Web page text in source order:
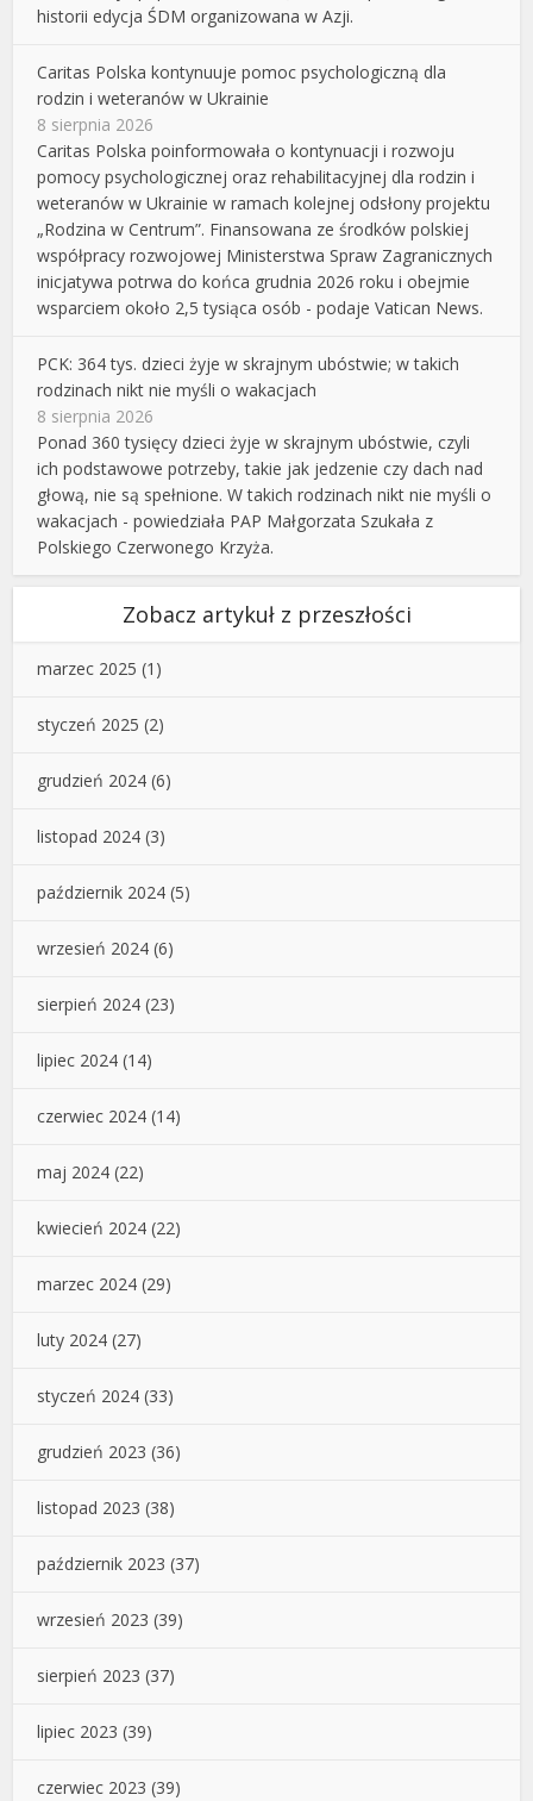
historii edycja ŚDM organizowana w Azji.
Caritas Polska kontynuuje pomoc psychologiczną dla
rodzin i weteranów w Ukrainie
8 sierpnia 2026
Caritas Polska poinformowała o kontynuacji i rozwoju
pomocy psychologicznej oraz rehabilitacyjnej dla rodzin i
weteranów w Ukrainie w ramach kolejnej odsłony projektu
„Rodzina w Centrum”. Finansowana ze środków polskiej
współpracy rozwojowej Ministerstwa Spraw Zagranicznych
inicjatywa potrwa do końca grudnia 2026 roku i obejmie
wsparciem około 2,5 tysiąca osób - podaje Vatican News.
PCK: 364 tys. dzieci żyje w skrajnym ubóstwie; w takich
rodzinach nikt nie myśli o wakacjach
8 sierpnia 2026
Ponad 360 tysięcy dzieci żyje w skrajnym ubóstwie, czyli
ich podstawowe potrzeby, takie jak jedzenie czy dach nad
głową, nie są spełnione. W takich rodzinach nikt nie myśli o
wakacjach - powiedziała PAP Małgorzata Szukała z
Polskiego Czerwonego Krzyża.
Zobacz artykuł z przeszłości
marzec 2025 (1)
styczeń 2025 (2)
grudzień 2024 (6)
listopad 2024 (3)
październik 2024 (5)
wrzesień 2024 (6)
sierpień 2024 (23)
lipiec 2024 (14)
czerwiec 2024 (14)
maj 2024 (22)
kwiecień 2024 (22)
marzec 2024 (29)
luty 2024 (27)
styczeń 2024 (33)
grudzień 2023 (36)
listopad 2023 (38)
październik 2023 (37)
wrzesień 2023 (39)
sierpień 2023 (37)
lipiec 2023 (39)
czerwiec 2023 (39)